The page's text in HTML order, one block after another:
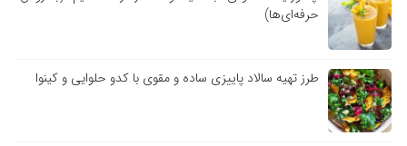
حرفه‌ای‌ها)
طرز تهیه سالاد پاییزی ساده و مقوی با کدو حلوایی و کینوا